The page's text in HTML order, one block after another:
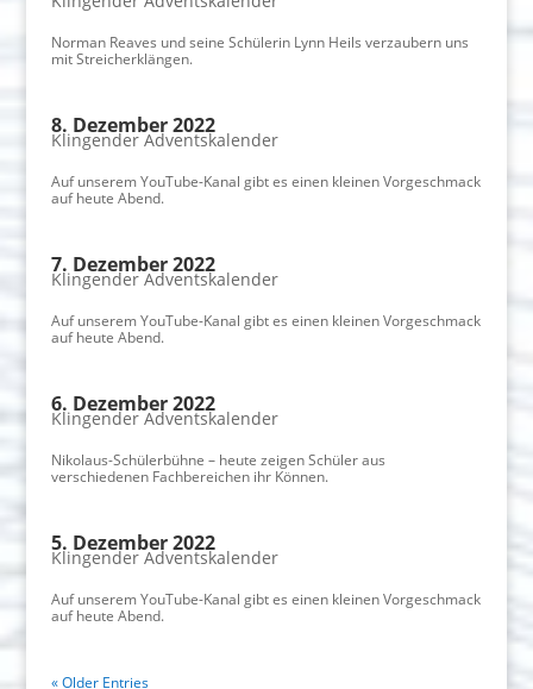
Norman Reaves und seine Schülerin Lynn Heils verzaubern uns
mit Streicherklängen.
8. Dezember 2022
Klingender Adventskalender
Auf unserem YouTube-Kanal gibt es einen kleinen Vorgeschmack
auf heute Abend.
7. Dezember 2022
Klingender Adventskalender
Auf unserem YouTube-Kanal gibt es einen kleinen Vorgeschmack
auf heute Abend.
6. Dezember 2022
Klingender Adventskalender
Nikolaus-Schülerbühne – heute zeigen Schüler aus
verschiedenen Fachbereichen ihr Können.
5. Dezember 2022
Klingender Adventskalender
Auf unserem YouTube-Kanal gibt es einen kleinen Vorgeschmack
auf heute Abend.
« Older Entries